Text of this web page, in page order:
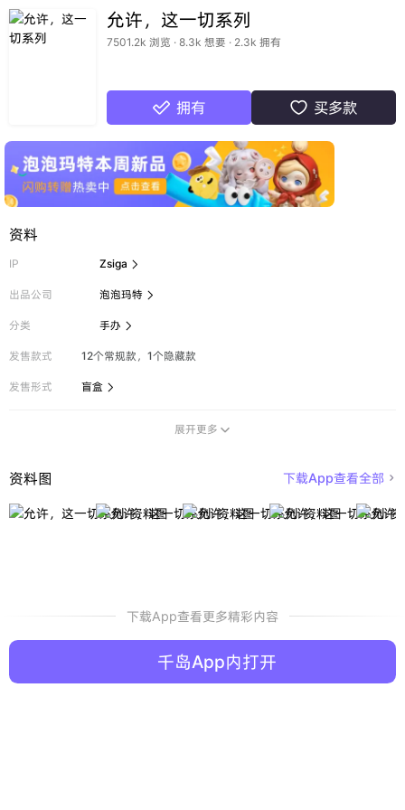
允许，这一切系列
7501.2k 浏览 · 8.3k 想要 · 2.3k 拥有
 拥有  买多款
资料
IP Zsiga 
出品公司 泡泡玛特 
分类 手办 
发售款式 12个常规款，1个隐藏款
发售形式 盲盒 
展开更多 
资料图 下载App查看全部 
下载App查看更多精彩内容
千岛App内打开